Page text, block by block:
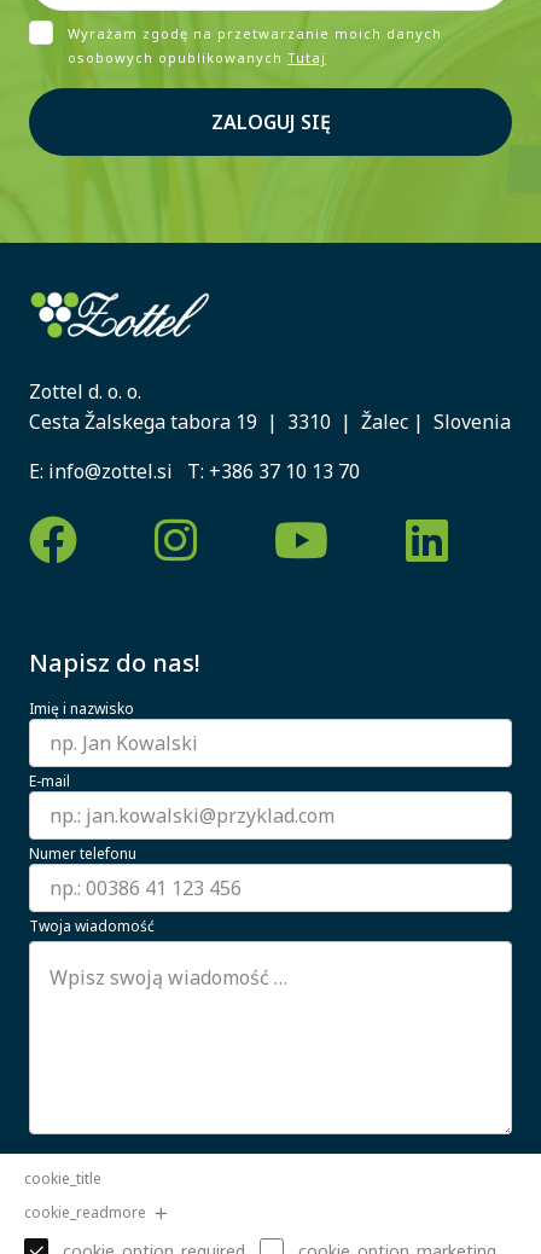
Wyrażam zgodę na przetwarzanie moich danych
osobowych opublikowanych Tutaj
ZALOGUJ SIĘ
Zottel d. o. o.
Cesta Žalskega tabora 19 | 3310 | Žalec | Slovenia
E: info@zottel.si T: +386 37 10 13 70
Napisz do nas!
Imię i nazwisko
E-mail
Numer telefonu
Twoja wiadomość
Wyrażam zgodę na przetwarzanie moich danych
osobowych.
Wyślij
cookie_title
cookie_readmore